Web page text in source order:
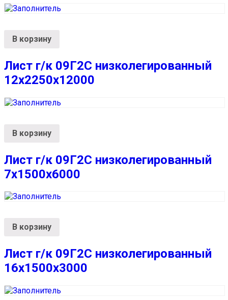
В корзину
Лист г/к 09Г2С низколегированный
12х2250х12000
В корзину
Лист г/к 09Г2С низколегированный
7х1500х6000
В корзину
Лист г/к 09Г2С низколегированный
16х1500х3000